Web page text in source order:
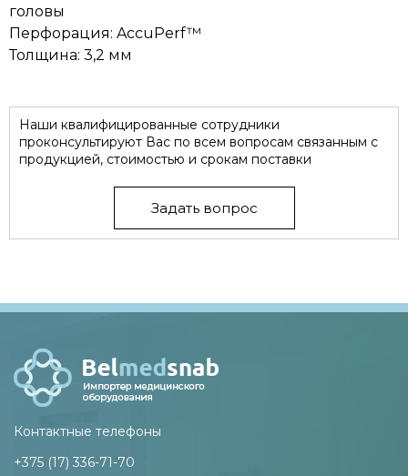
головы
Перфорация: AccuPerf™
Толщина: 3,2 мм
Наши квалифицированные сотрудники
проконсультируют Вас по всем вопросам связанным с
продукцией, стоимостью и срокам поставки
Задать вопрос
Контактные телефоны
+375 (17) 336-71-70